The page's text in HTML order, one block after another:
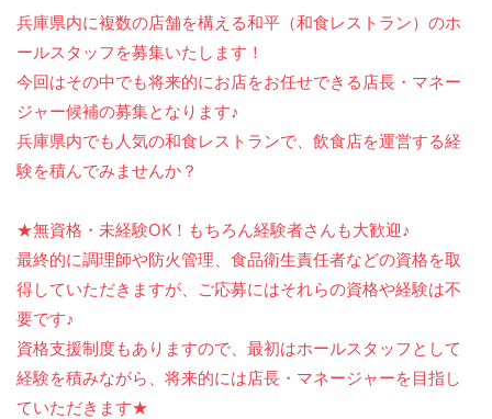
兵庫県内に複数の店舗を構える和平（和食レストラン）のホ
ールスタッフを募集いたします！
今回はその中でも将来的にお店をお任せできる店長・マネー
ジャー候補の募集となります♪
兵庫県内でも人気の和食レストランで、飲食店を運営する経
験を積んでみませんか？
★無資格・未経験OK！もちろん経験者さんも大歓迎♪
最終的に調理師や防火管理、食品衛生責任者などの資格を取
得していただきますが、ご応募にはそれらの資格や経験は不
要です♪
資格支援制度もありますので、最初はホールスタッフとして
経験を積みながら、将来的には店長・マネージャーを目指し
ていただきます★